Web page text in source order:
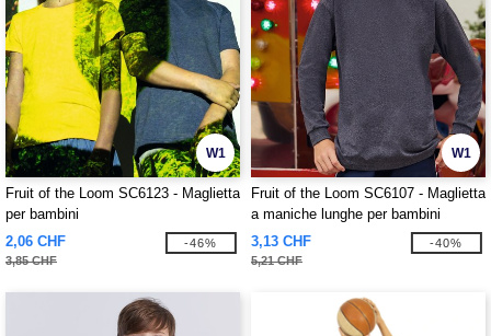
W1
Fruit of the Loom SC6123 - Maglietta
per bambini
2,06 CHF
3,85 CHF
-46%
W1
Fruit of the Loom SC6107 - Maglietta
a maniche lunghe per bambini
3,13 CHF
5,21 CHF
-40%